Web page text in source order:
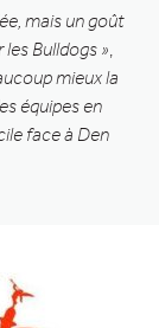
mais un goût
Bulldogs »
mieux la
équipes en
face à Den